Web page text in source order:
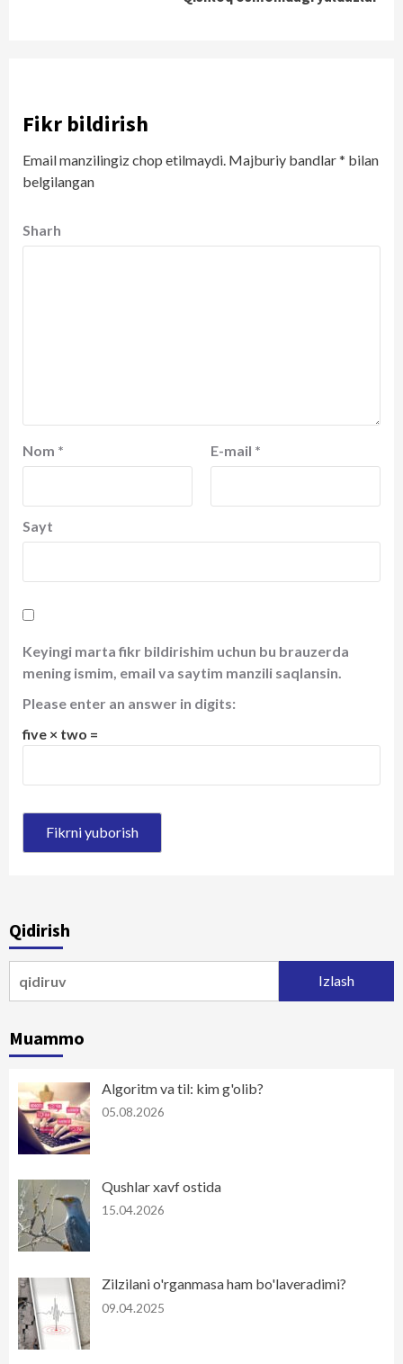
Fikr bildirish
Email manzilingiz chop etilmaydi. Majburiy bandlar* bilan
belgilangan
Sharh
Nom * E-mail *
Sayt
Keyingi marta fikr bildirishim uchun bu brauzerda
mening ismim, email va saytim manzili saqlansin.
Please enter an answer in digits:
five × two =
Qidirish
Muammo
Algoritm va til: kim g'olib?
05.08.2026
Qushlar xavf ostida
15.04.2026
Zilzilani o'rganmasa ham bo'laveradimi?
09.04.2025